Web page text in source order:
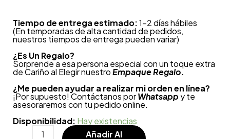
Tiempo de entrega estimado:1-2 días hábiles
(En temporadas de alta cantidad de pedidos,
nuestros tiempos de entrega pueden variar)
¿Es Un Regalo?
Sorprende a esa persona especial con un toque extra
de Cariño al Elegir nuestroEmpaque Regalo.
¿Me pueden ayudar a realizar mi orden en línea?
¡Por supuesto! Contáctanos porWhatsapp y te
asesoraremos con tu pedido online.
Disponibilidad: Hay existencias
Añadir Al